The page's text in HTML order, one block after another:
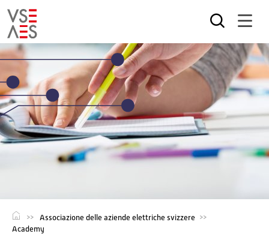
Salta
al
contenuto
principale
Associazione delle aziende elettriche svizzere
Academy